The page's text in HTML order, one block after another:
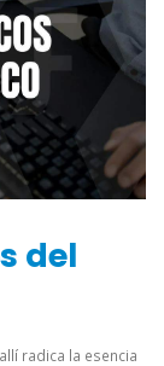
del
radica la esencia